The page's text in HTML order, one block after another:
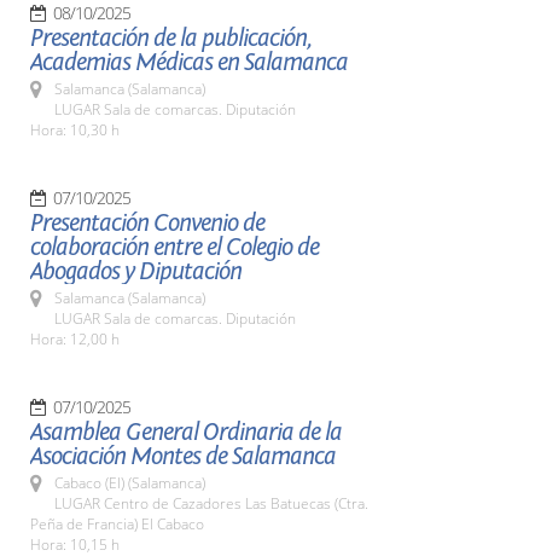
08/10/2025
Presentación de la publicación,
Academias Médicas en Salamanca
Salamanca (Salamanca)
LUGAR Sala de comarcas. Diputación
Hora: 10,30 h
07/10/2025
Presentación Convenio de
colaboración entre el Colegio de
Abogados y Diputación
Salamanca (Salamanca)
LUGAR Sala de comarcas. Diputación
Hora: 12,00 h
07/10/2025
Asamblea General Ordinaria de la
Asociación Montes de Salamanca
Cabaco (El) (Salamanca)
LUGAR Centro de Cazadores Las Batuecas (Ctra.
Peña de Francia) El Cabaco
Hora: 10,15 h